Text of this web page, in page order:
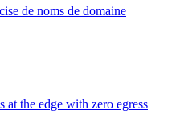
de noms de domaine
at the edge with zero egress